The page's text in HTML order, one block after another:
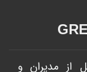
مدیران و